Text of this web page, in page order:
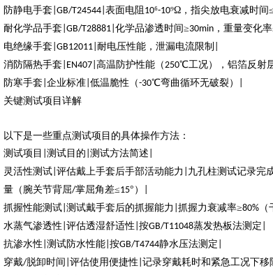
防静电手套 |GB/T24544| 表面电阻 10⁶-10⁹Ω，指尖放电衰减时间≤
耐化学品手套 |GB/T28881| 化学品渗透时间≥30min ，重量变化
电绝缘手套 |GB12011| 耐电压性能，泄漏电流限制
消防隔热手套 |EN407| 高温防护性能（250℃工况），铝箔反射
防寒手套 企业标准 低温脆性（-30℃弯曲循环无破裂）
关键测试项目详解
以下是一些重点测试项目的具体操作方法：
测试项目 测试目的 测试方法简述
灵活性测试 评估戴上手套后手部活动能力 九孔柱测试记录完
量（腕关节背屈/掌屈角差≤15°）
抓握性能测试 测试戴手套后的抓握能力 抓握力衰减率≥80%
水蒸气渗透性 评估透湿舒适性 按GB/T11048蒸发热板法测定
抗渗水性 测试防水性能 按GB/T4744静水压法测定
穿戴/脱卸时间 评估使用便捷性 记录穿戴耗时和紧急工况下移